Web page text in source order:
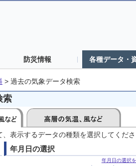
防災情報 各種データ・
> 過去の気象データ検索
索
表示するデータの種類を選択してくだ
年月日の選択
年月日の選択